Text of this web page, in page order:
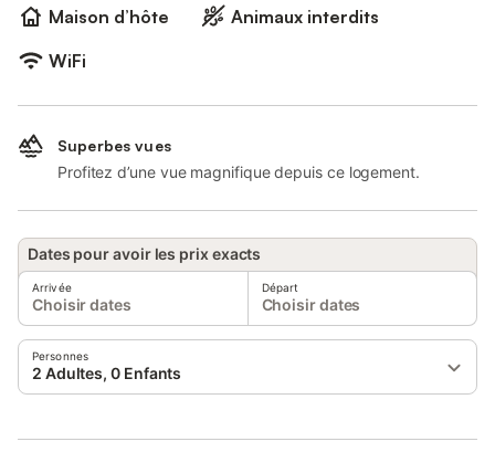
Maison d’hôte
Animaux interdits
WiFi
Superbes vues
Profitez d’une vue magnifique depuis ce logement.
Dates pour avoir les prix exacts
Arrivée
Choisir dates
Départ
Choisir dates
Personnes
2 Adultes, 0 Enfants